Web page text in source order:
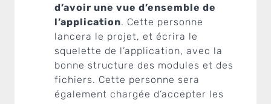
d’avoir une vue d’ensemble de
l’application. Cette personne
lancera le projet, et écrira le
squelette de l’application, avec la
bonne structure des modules et des
fichiers. Cette personne sera
également chargée d’accepter les